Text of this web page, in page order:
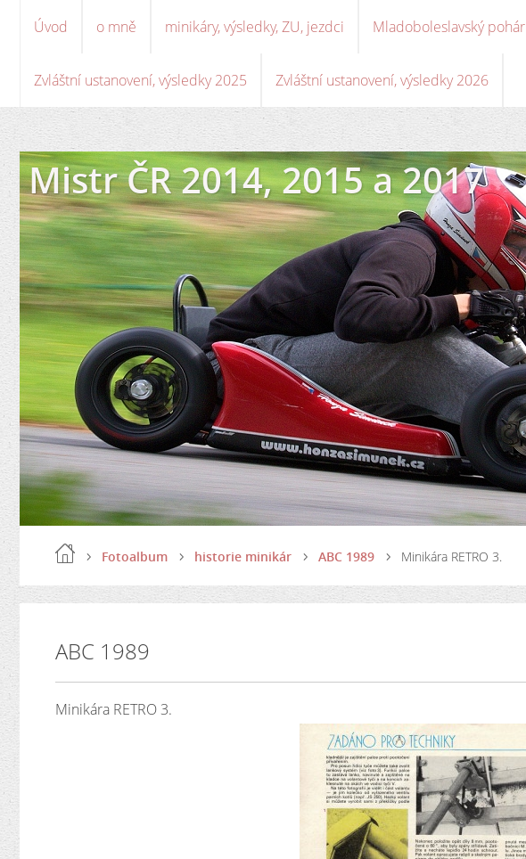
Úvod o mně minikáry, výsledky, ZU, jezdci Mladoboleslavský pohár
Zvláštní ustanovení, výsledky 2025 Zvláštní ustanovení, výsledky 2026
Mistr ČR 2014, 2015 a 2017
Fotoalbum historie minikár ABC 1989 Minikára RETRO 3.
ABC 1989
Minikára RETRO 3.